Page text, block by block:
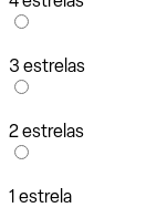
3 estrelas
2 estrelas
1 estrela